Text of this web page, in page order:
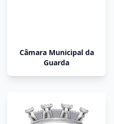
Câmara Municipal da
Guarda